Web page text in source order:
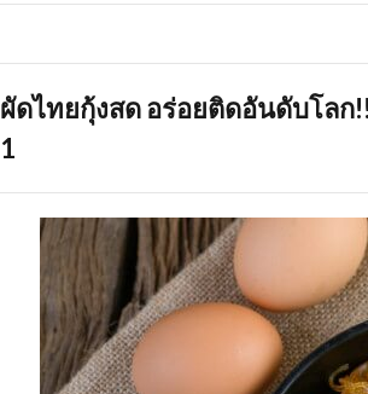
ผัดไทยกุ้งสด อร่อยติดอันดับโลก
1